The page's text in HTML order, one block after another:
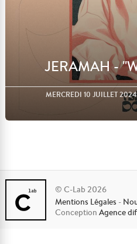
JERAMAH -
MERCREDI 10 JUILLET 2024
Lire
© C-Lab 2026
Mentions Légales -
ConceptionAgence